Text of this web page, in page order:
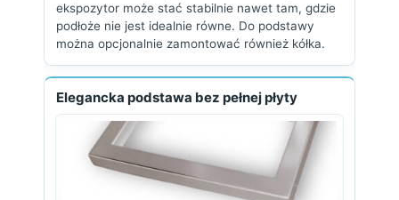
ekspozytor może stać stabilnie nawet tam, gdzie
podłoże nie jest idealnie równe. Do podstawy
można opcjonalnie zamontować również kółka.
Elegancka podstawa bez pełnej płyty